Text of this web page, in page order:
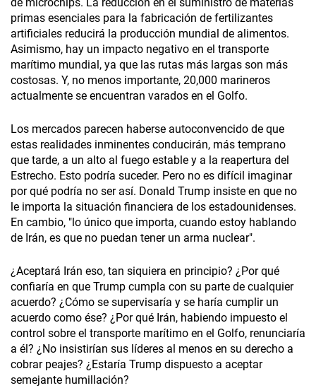
primas esenciales para la fabricación de fertilizantes
artificiales reducirá la producción mundial de alimentos.
Asimismo, hay un impacto negativo en el transporte
marítimo mundial, ya que las rutas más largas son más
costosas. Y, no menos importante, 20,000 marineros
actualmente se encuentran varados en el Golfo.
Los mercados parecen haberse autoconvencido de que
estas realidades inminentes conducirán, más temprano
que tarde, a un alto al fuego estable y a la reapertura del
Estrecho. Esto podría suceder. Pero no es difícil imaginar
por qué podría no ser así. Donald Trump insiste en que no
le importa la situación financiera de los estadounidenses.
En cambio, "lo único que importa, cuando estoy hablando
de Irán, es que no puedan tener un arma nuclear".
¿Aceptará Irán eso, tan siquiera en principio? ¿Por qué
confiaría en que Trump cumpla con su parte de cualquier
acuerdo? ¿Cómo se supervisaría y se haría cumplir un
acuerdo como ése? ¿Por qué Irán, habiendo impuesto el
control sobre el transporte marítimo en el Golfo, renunciaría
a él? ¿No insistirían sus líderes al menos en su derecho a
cobrar peajes? ¿Estaría Trump dispuesto a aceptar
semejante humillación?